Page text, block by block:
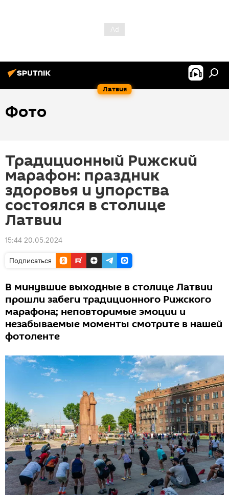
Латвия
Фото
Традиционный Рижский
марафон: праздник
здоровья и упорства
состоялся в столице
Латвии
15:44 20.05.2024
Подписаться
В минувшие выходные в столице Латвии
прошли забеги традиционного Рижского
марафона; неповторимые эмоции и
незабываемые моменты смотрите в нашей
фотоленте